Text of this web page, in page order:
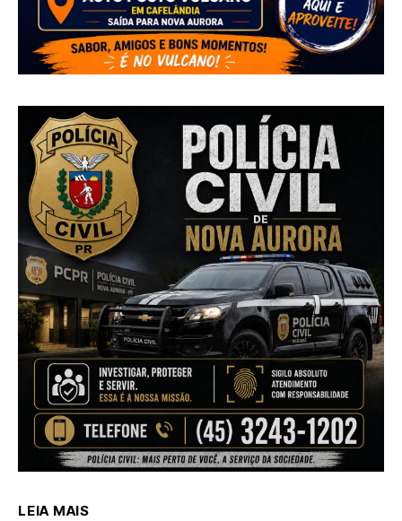
LEIA MAIS